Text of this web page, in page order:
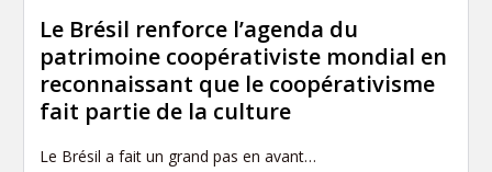
Le Brésil renforce l’agenda du
patrimoine coopérativiste mondial en
reconnaissant que le coopérativisme
fait partie de la culture
Le Brésil a fait un grand pas en avant…